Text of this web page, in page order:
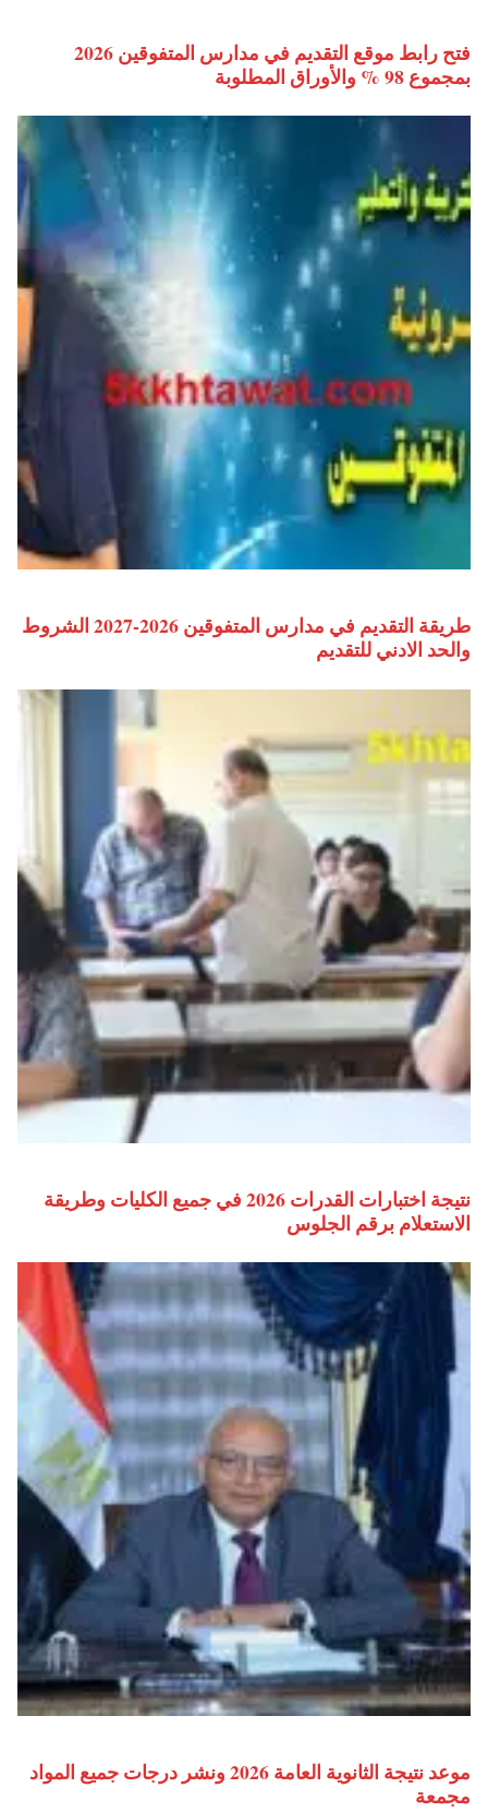
فتح رابط موقع التقديم في مدارس المتفوقين 2026
بمجموع 98 % والأوراق المطلوبة
طريقة التقديم في مدارس المتفوقين 2026-2027 الشروط
والحد الادني للتقديم
نتيجة اختبارات القدرات 2026 في جميع الكليات وطريقة
الاستعلام برقم الجلوس
موعد نتيجة الثانوية العامة 2026 ونشر درجات جميع المواد
مجمعة